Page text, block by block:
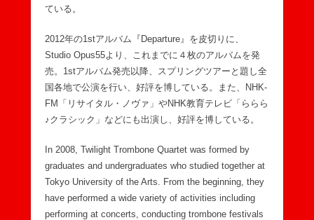
ている。
2012年の1stアルバム『Departure』を皮切りに、
Studio Opus55より、これまでに４枚のアルバムを発
売。1stアルバム発売以降、スプリングツアーと題し全
国各地で公演を行い、好評を博している。また、NHK-
FM「リサイタル・ノヴァ」やNHK教育テレビ「ららら
♪クラシック」などにも出演し、好評を博している。
In 2008, Twilight Trombone Quartet was formed by
graduates and undergraduates who studied together at
Tokyo University of the Arts. From the beginning, they
have performed a wide variety of activities including
performing at concerts, conducting trombone festivals